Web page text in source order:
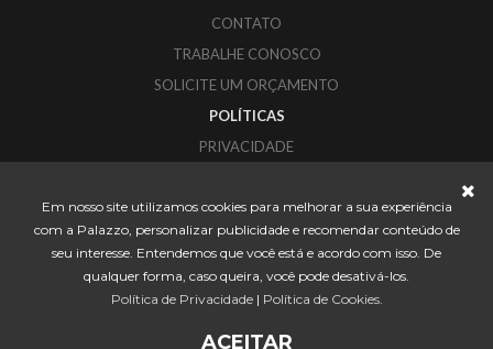
CONTATO
TRABALHE CONOSCO
SOLICITE UM ORÇAMENTO
POLÍTICAS
PRIVACIDADE
PALAZZO REVESTIMENTOS
CORUPÁ - SANTA CATARINA
CONTATO@PALAZZO.IND.BR
Em nosso site utilizamos cookies para melhorar a sua experiência
com a Palazzo, personalizar publicidade e recomendar conteúdo de
seu interesse. Entendemos que você está e acordo com isso. De
qualquer forma, caso queira, você pode desativá-los.
Política de Privacidade| Política de Cookies.
ACEITAR